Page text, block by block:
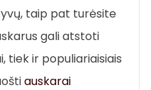
taip pat turėsite
gali atstoti
tiek ir populiariaisiais
auskarai